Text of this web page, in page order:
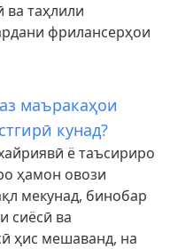
ва таҳлили
фрилансерҳои
маъракаҳои
кунад?
ё таъсириро
ҳамон овози
мекунад, бинобар
сиёсӣ ва
ҳис мешаванд, на